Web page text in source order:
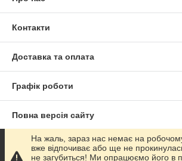
Контакти
Доставка та оплата
Графік роботи
Повна версія сайту
Сайт створено на маркетплейсіProm.ua
На жаль, зараз нас немає на
вже відпочиває або ще не
не загубиться! Ми опрацюємо його в